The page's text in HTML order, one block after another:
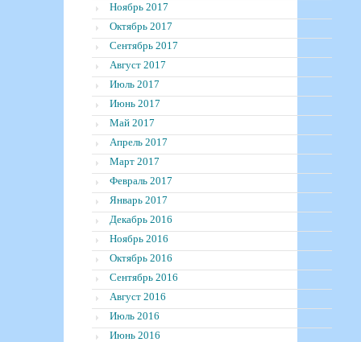
Ноябрь 2017
Октябрь 2017
Сентябрь 2017
Август 2017
Июль 2017
Июнь 2017
Май 2017
Апрель 2017
Март 2017
Февраль 2017
Январь 2017
Декабрь 2016
Ноябрь 2016
Октябрь 2016
Сентябрь 2016
Август 2016
Июль 2016
Июнь 2016